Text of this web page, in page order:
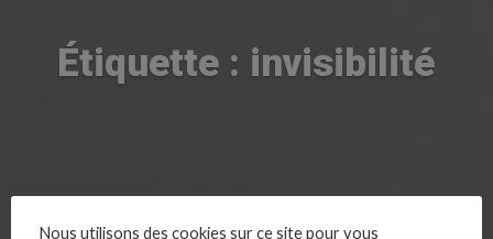
Étiquette : invisibilité
Nous utilisons des cookies sur ce site pour vous